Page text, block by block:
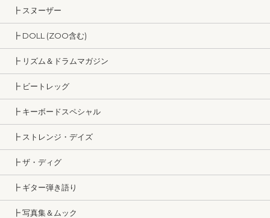
┣ スヌーザー
┣ DOLL (ZOO含む)
┣ リズム＆ドラムマガジン
┣ ビートレッグ
┣ キーボードスペシャル
┣ ストレンジ・デイズ
┣ ザ・ディグ
┣ ギター弾き語り
┣ 写真集＆ムック